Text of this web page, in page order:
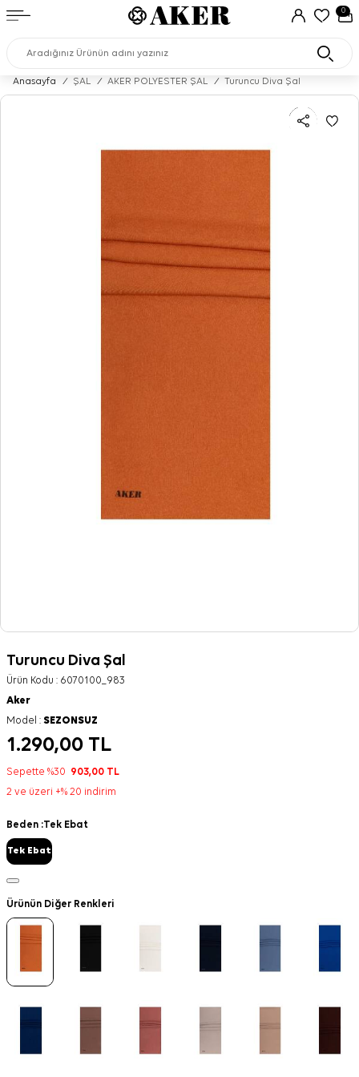
0
Anasayfa / ŞAL / AKER POLYESTER ŞAL / Turuncu Diva Şal
Turuncu Diva Şal
Ürün Kodu : 6070100_983
Aker
Model : SEZONSUZ
1.290,00 TL
Sepette %30 903,00 TL
2 ve üzeri +% 20 indirim
Beden :Tek Ebat
Tek Ebat
Ürünün Diğer Renkleri